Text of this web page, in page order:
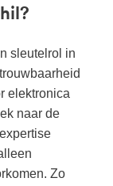
sleutelrol in
elektronica
naar de
Zo